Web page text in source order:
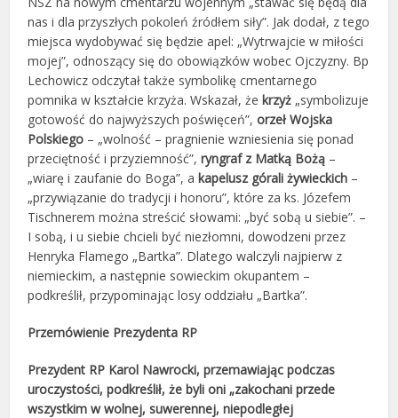
nas i dla przyszłych pokoleń źródłem siły”. Jak dodał, z tego
miejsca wydobywać się będzie apel: „Wytrwajcie w miłości
mojej”, odnoszący się do obowiązków wobec Ojczyzny. Bp
Lechowicz odczytał także symbolikę cmentarnego
pomnika w kształcie krzyża. Wskazał, żekrzyż „symbolizuje
gotowość do najwyższych poświęceń”,orzeł Wojska
Polskiego – „wolność – pragnienie wzniesienia się ponad
przeciętność i przyziemność”,ryngraf z Matką Bożą –
„wiarę i zaufanie do Boga”, akapelusz górali żywieckich –
„przywiązanie do tradycji i honoru”, które za ks. Józefem
Tischnerem można streścić słowami: „być sobą u siebie”. –
I sobą, i u siebie chcieli być niezłomni, dowodzeni przez
Henryka Flamego „Bartka”. Dlatego walczyli najpierw z
niemieckim, a następnie sowieckim okupantem –
podkreślił, przypominając losy oddziału „Bartka”.
Przemówienie Prezydenta RP
Prezydent RP Karol Nawrocki, przemawiając podczas
uroczystości, podkreślił, że byli oni „zakochani przede
wszystkim w wolnej, suwerennej, niepodległej